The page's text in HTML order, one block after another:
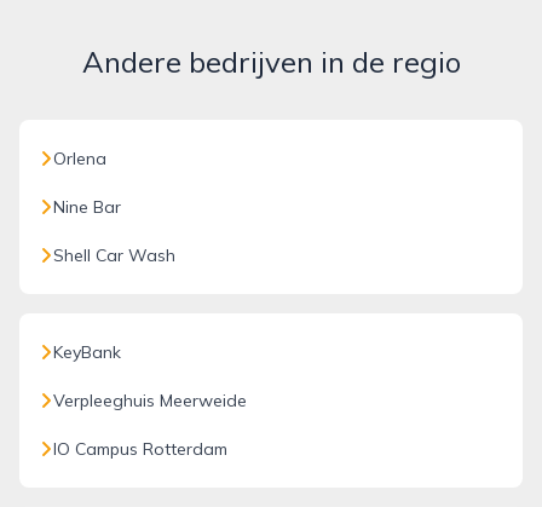
Andere bedrijven in de regio
Orlena
Nine Bar
Shell Car Wash
KeyBank
Verpleeghuis Meerweide
IO Campus Rotterdam